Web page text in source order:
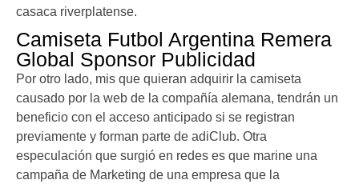
casaca riverplatense.
Camiseta Futbol Argentina Remera
Global Sponsor Publicidad
Por otro lado, mis que quieran adquirir la camiseta
causado por la web de la compañía alemana, tendrán un
beneficio con el acceso anticipado si se registran
previamente y forman parte de adiClub. Otra
especulación que surgió en redes es que marine una
campaña de Marketing de una empresa que la